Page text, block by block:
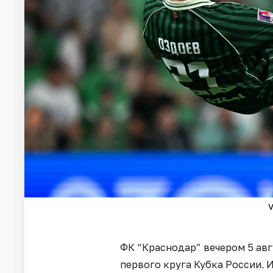
ФК “Краснодар” вечером 5
первого круга Кубка России.